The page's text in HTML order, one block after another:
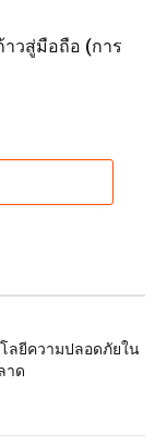
วสู่มือถือ (การ
ลยีความปลอดภัยใน
าด